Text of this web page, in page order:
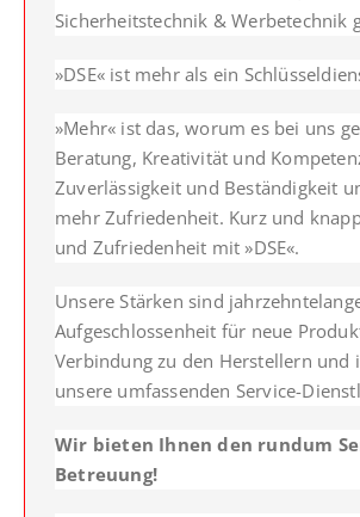
SONSTIGE CLASSIC LINE HANDSTEMPEL
CLASSIC LINE DATUMSTEMPEL +
WORTBANDDREHSTEMPEL
NUMEROTEUR
HOLZRUNDSTEMPEL BIS 55 MM
STEMPELTRÄGER
Sicherheitstechnik & Werbetechnik
»DSE« ist mehr als ein
»Mehr« ist das, worum es bei uns
Beratung, Kreativität und
Zuverlässigkeit und Beständigkeit
mehr Zufriedenheit. Kurz und
und Zufriedenheit mit »DSE«.
Unsere Stärken sind
Aufgeschlossenheit für neue
Verbindung zu den Herstellern und
unsere umfassenden Service-
Wir bieten Ihnen den rundum
Betreuung!